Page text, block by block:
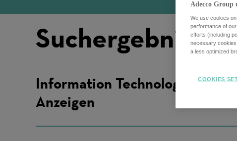
Suchergebnisse
Information Technology IT
Anzeigen
Adecco Group
We use cookies
performance of
efforts (including
necessary cookies
a less optimized
COOKIES